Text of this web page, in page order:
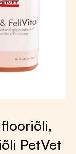
PetVet